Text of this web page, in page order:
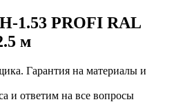
1.53 PROFI RAL
м
Гарантия на материалы и
и ответим на все вопросы